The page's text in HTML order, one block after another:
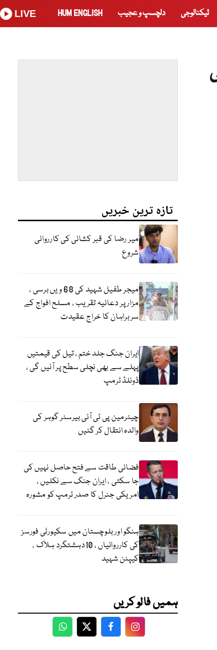
ٹیکنالوجی دلچسپ و عجیب HUM ENGLISH
LIVE
تازہ ترین خبریں
میر رضا کی قبر کشائی کی کارروائی
شروع
میجر طفیل شہید کی 68 ویں برسی ،
مزار پر دعائیہ تقریب ، مسلح افواج کے
سربراہان کا خراج عقیدت
ایران جنگ جلد ختم ، تیل کی قیمتیں
پہلے سے بھی نچلی سطح پر آئیں گی ،
ڈونلڈ ٹرمپ
چیئرمین پی ٹی آئی بیرسٹر گوہر کی
والدہ انتقال کر گئیں
فضائی طاقت سے فتح حاصل نہیں کی
جا سکتی ، ایران جنگ سے نکلیں ،
امریکی جنرل کا صدر ٹرمپ کو مشورہ
ہنگو اور بلوچستان میں سکیورٹی فورسز
کی کارروائیاں ، 10دہشتگرد ہلاک ،
کیپٹن شہید
ہمیں فالو کریں
WhatsApp
TwitterFacebookFacebook